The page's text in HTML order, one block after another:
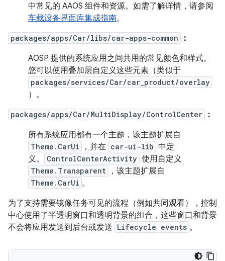
中常见的 AAOS 组件和资源。如需了解详情，请参阅
车载设备界面库集成指南。
packages/apps/Car/libs/car-apps-common
：
AOSP 提供的系统应用之间共用的常见颜色和样式。
您可以使用叠加层自定义这些元素（类似于
packages/services/Car/car_product/overlay
）。
packages/apps/Car/MultiDisplay/ControlCenter
：
所有系统应用都有一个主题，该主题扩展自
Theme.CarUi ，并在 car-ui-lib 中定
义。
ControlCenterActivity 使用自定义
Theme.Transparent ，该主题扩展自
Theme.CarUi 。
为了支持需要镜像任务可见的流程（例如共同观看），控制
中心使用了半透明窗口和透明背景的组合，这些窗口和背景
不会将应用发送到后台或发送 Lifecycle events 。